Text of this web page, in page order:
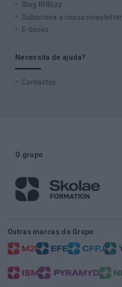
Blog RHBizz
Subscreva a nossa newsletter
E-books
Necessita de ajuda?
Contactos
O grupo
Outras marcas do Grupo